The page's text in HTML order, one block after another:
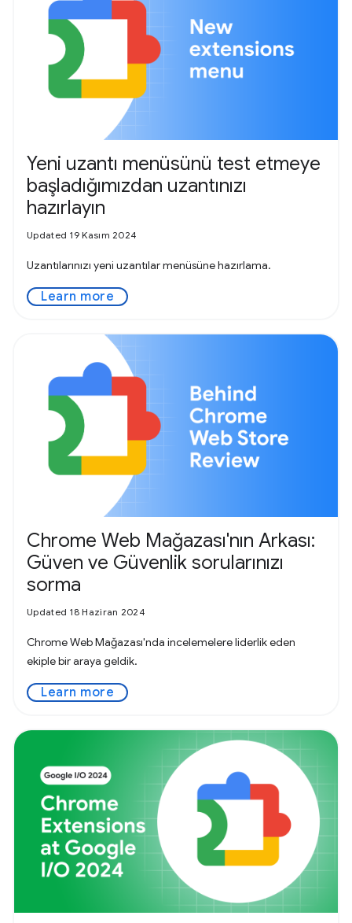
Yeni uzantı menüsünü test etmeye
başladığımızdan uzantınızı
hazırlayın
Updated 19 Kasım 2024
Uzantılarınızı yeni uzantılar menüsüne hazırlama.
Learn more
Chrome Web Mağazası'nın Arkası:
Güven ve Güvenlik sorularınızı
sorma
Updated 18 Haziran 2024
Chrome Web Mağazası'nda incelemelere liderlik eden
ekiple bir araya geldik.
Learn more